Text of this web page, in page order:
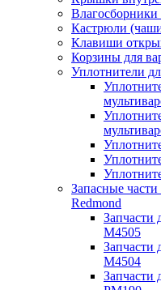
Влагосборники
Кастрюли
Клавиши
Корзины для
Уплотнители
Запасные
Redmond
Запчасти
M4505
Запчасти
M4504
Запчасти